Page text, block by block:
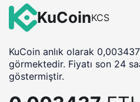
KuCoinKCS
KuCoin anlık olarak
görmektedir. Fiyatı son 24
göstermiştir.